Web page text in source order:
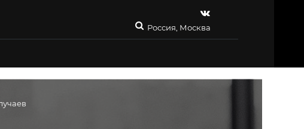
Россия, Москва